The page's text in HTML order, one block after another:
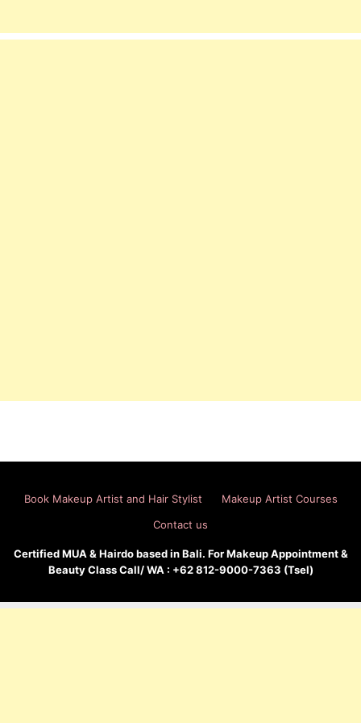
Book Makeup Artist and Hair Stylist
Makeup Artist Courses
Contact us
Certified MUA & Hairdo based in Bali. For Makeup Appointment &
Beauty Class Call/ WA : +62 812-9000-7363 (Tsel)